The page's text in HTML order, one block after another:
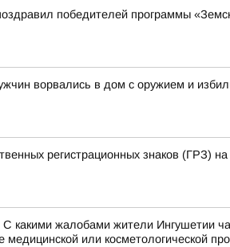
победителей программы
ворвались в дом с оружием и
регистрационных знаков (ГРЗ)
какими жалобами жители Ингушетии
медицинской или косметологической